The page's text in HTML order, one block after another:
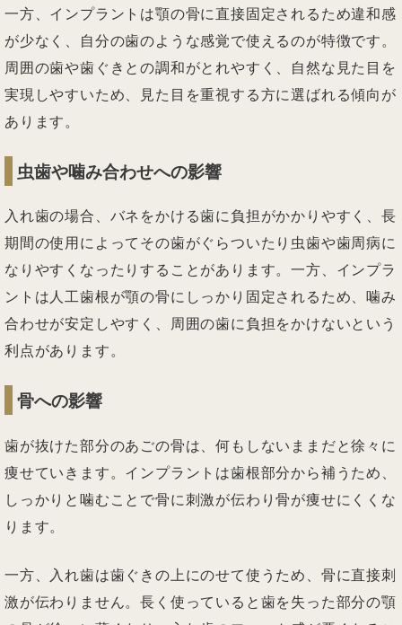
一方、インプラントは顎の骨に直接固定されるため違和感
が少なく、自分の歯のような感覚で使えるのが特徴です。
周囲の歯や歯ぐきとの調和がとれやすく、自然な見た目を
実現しやすいため、見た目を重視する方に選ばれる傾向が
あります。
虫歯や噛み合わせへの影響
入れ歯の場合、バネをかける歯に負担がかかりやすく、長
期間の使用によってその歯がぐらついたり虫歯や歯周病に
なりやすくなったりすることがあります。一方、インプラ
ントは人工歯根が顎の骨にしっかり固定されるため、噛み
合わせが安定しやすく、周囲の歯に負担をかけないという
利点があります。
骨への影響
歯が抜けた部分のあごの骨は、何もしないままだと徐々に
痩せていきます。インプラントは歯根部分から補うため、
しっかりと噛むことで骨に刺激が伝わり骨が痩せにくくな
ります。
一方、入れ歯は歯ぐきの上にのせて使うため、骨に直接刺
激が伝わりません。長く使っていると歯を失った部分の顎